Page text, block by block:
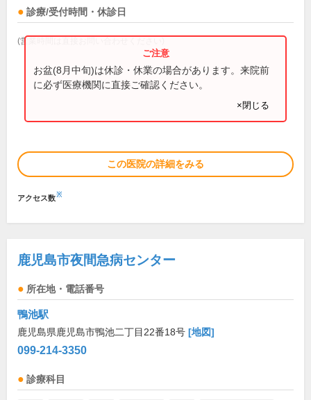
診療/受付時間・休診日
(営業時間は直接お問い合わせください)
お盆(8月中旬)は休診・休業の場合があります。来院前
に必ず医療機関に直接ご確認ください。
×閉じる
この医院の詳細をみる
アクセス数※
鹿児島市夜間急病センター
所在地・電話番号
鴨池駅
鹿児島県鹿児島市鴨池二丁目22番18号 [地図]
099-214-3350
診療科目